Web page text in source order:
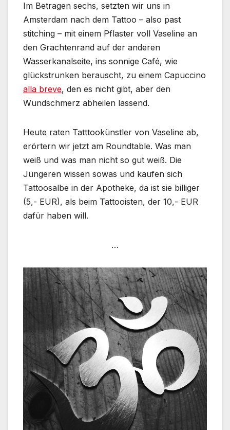
Im Betragen sechs, setzten wir uns in
Amsterdam nach dem Tattoo – also past
stitching – mit einem Pflaster voll Vaseline an
den Grachtenrand auf der anderen
Wasserkanalseite, ins sonnige Café, wie
glückstrunken berauscht, zu einem Capuccino
alla breve, den es nicht gibt, aber den
Wundschmerz abheilen lassend.
Heute raten Tatttookünstler von Vaseline ab,
erörtern wir jetzt am Roundtable. Was man
weiß und was man nicht so gut weiß. Die
Jüngeren wissen sowas und kaufen sich
Tattoosalbe in der Apotheke, da ist sie billiger
(5,- EUR), als beim Tattooisten, der 10,- EUR
dafür haben will.
…